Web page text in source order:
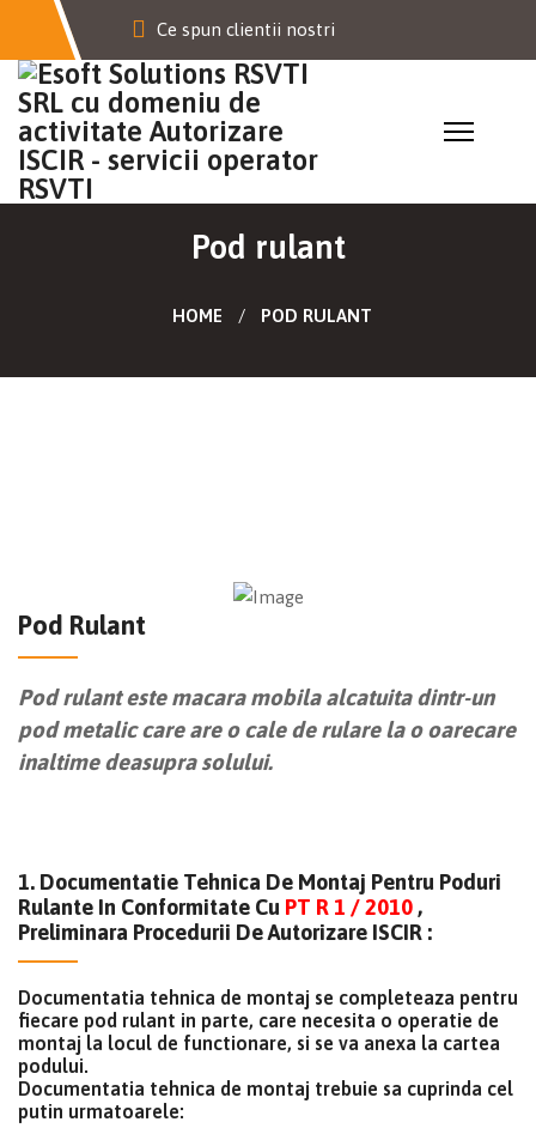
Ce spun clientii nostri
Pod rulant
HOME POD RULANT
Pod Rulant
Pod rulant este macara mobila alcatuita dintr-un
pod metalic care are o cale de rulare la o oarecare
inaltime deasupra solului.
1. Documentatie Tehnica De Montaj Pentru Poduri
Rulante In Conformitate Cu PT R 1 / 2010 ,
Preliminara Procedurii De Autorizare ISCIR :
Documentatia tehnica de montaj se completeaza pentru
fiecare pod rulant in parte, care necesita o operatie de
montaj la locul de functionare, si se va anexa la cartea
podului.
Documentatia tehnica de montaj trebuie sa cuprinda cel
putin urmatoarele: